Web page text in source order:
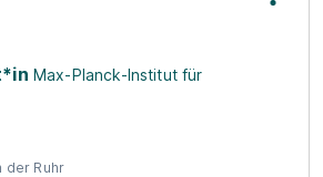
Max-Planck-Institut für
der Ruhr